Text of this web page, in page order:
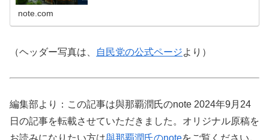
note.com
（ヘッダー写真は、 自民党の公式ページより）
編集部より：この記事は與那覇潤氏のnote 2024年9月24
日の記事を転載させていただきました。オリジナル原稿を